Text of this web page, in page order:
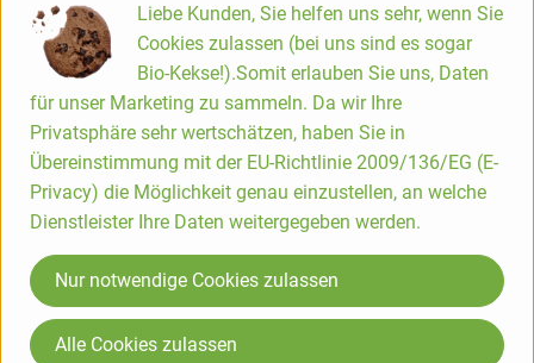
braten, dabei mehrmals wenden. Wenn die Chips eine
schöne Farbe haben, einfach auf Küchenpapier abtropfen
lassen, salzen und noch warm zusammen mit dem Dip
Die Hofkiste
Bio-Lieferservice seit über 25 Jahren.
Wir liefern Bio-Lebensmittel | Biokisten, Ökokisten und
Gemüsekisten im Rhein-Sieg-Kreis, Rhein-Mosel-Region,
Rheinisch-Bergischer-Kreis, rund um Bonn, Köln & Leverkusen
sowie ins Oberbergische Land, den Westerwald, ins Siegerland
Liebe Kunden, Sie helfen uns sehr, wenn Sie
Cookies zulassen (bei uns sind es sogar
Bio-Kekse!).Somit erlauben Sie uns, Daten
für unser Marketing zu sammeln. Da wir Ihre
Privatsphäre sehr wertschätzen, haben Sie in
Übereinstimmung mit der EU-Richtlinie 2009/136/EG (E-
Privacy) die Möglichkeit genau einzustellen, an welche
Dienstleister Ihre Daten weitergegeben werden.
Nur notwendige Cookies zulassen
Alle Cookies zulassen